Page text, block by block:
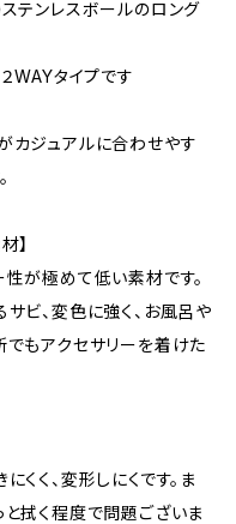
テンレスボールのロング
WAYタイプです
カジュアルに合わせやす
】
が極めて低い素材です。
ビ、変色に強く、お風呂や
もアクセサリーを着けた
く、変形しにくです。ま
拭く程度で問題ございま